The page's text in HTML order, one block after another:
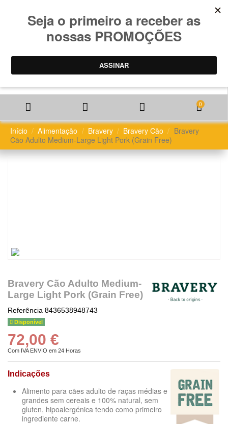
0
Início Alimentação Bravery Bravery Cão
Bravery
Cão Adulto Medium-Large Light Pork (Grain Free)
Bravery Cão Adulto Medium-
Large Light Pork (Grain Free)
Referência 8436538948743
Disponível
72,00 €
Com IVA ENVIO em 24 Horas
Indicações
Alimento para cães adulto de raças médias e
grandes sem cereais e 100% natural, sem
gluten, hipoalergénica tendo como primeiro
ingrediente carne.